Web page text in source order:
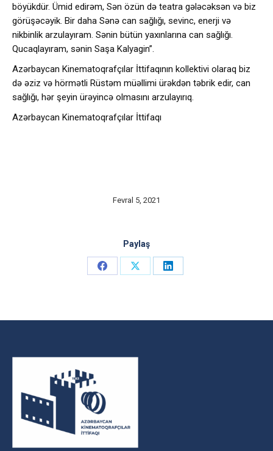
böyükdür. Ümid edirəm, Sən özün də teatra gələcəksən və biz
görüşəcəyik. Bir daha Sənə can sağlığı, sevinc, enerji və
nikbinlik arzulayıram. Sənin bütün yaxınlarına can sağlığı.
Qucaqlayıram, sənin Saşa Kalyagin”.
Azərbaycan Kinematoqrafçılar İttifaqının kollektivi olaraq biz
də əziz və hörmətli Rüstəm müəllimi ürəkdən təbrik edir, can
sağlığı, hər şeyin ürəyincə olmasını arzulayırıq.
Azərbaycan Kinematoqrafçılar İttifaqı
Fevral 5, 2021
Paylaş
Share
Share
Share